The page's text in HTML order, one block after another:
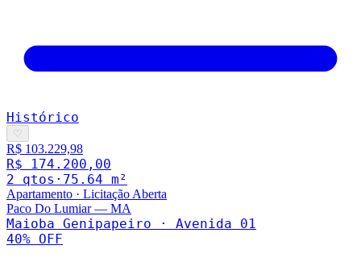
Histórico
♡
R$ 103.229,98
R$ 174.200,00
2 qtos · 75.64 m²
Apartamento · Licitação Aberta
Paco Do Lumiar— MA
Maioba Genipapeiro · Avenida 01
40% OFF